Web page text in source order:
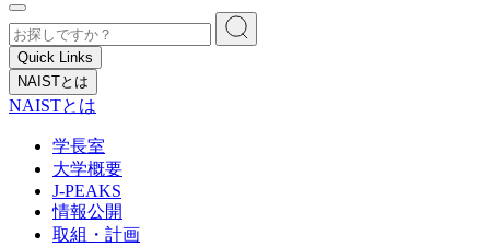
Quick Links
NAISTとは
NAISTとは
学長室
大学概要
J-PEAKS
情報公開
取組・計画